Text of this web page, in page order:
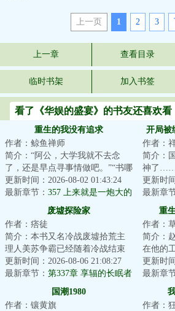
上一页 1 2 3
上一章 查看目录
临时书架 加入书签
看了《华娱的盛宴》的书友还喜欢看
重生的我没有追求
作者：鲸鱼禅师
简介：“阿公，大学我就不去念
了，还是早点寻事情做吧。”“书哪
能不念？做人要有追求，念了大
学，就有机...
更新时间：2026-08-02 01:43:24
最新章节： 357 上来就是一炮大的
开局被
作者：
简介：
神了……
吧？！
影干嘛
更新时
最新章
废墟探险家
作者：痞徒
简介：本书又名冷战废墟拾荒主
理人美苏争霸已经随着冷战结束
而落幕，但那些曾经布置于最前
线最隐秘位置的...
更新时间：2026-08-06 21:08:27
最新章节： 第337章 享辐的长眠者
重
作者：
简介：
在他的
样的男
人。重
更新时
最新章
啦？！！
国潮1980
作者：镶黄旗
作者：